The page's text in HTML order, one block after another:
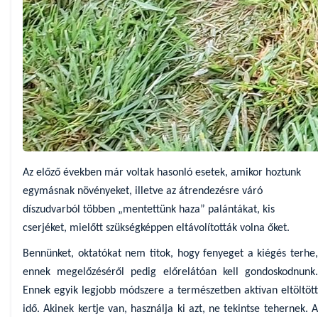
Az előző években már voltak hasonló esetek, amikor hoztunk
egymásnak növényeket, illetve az átrendezésre váró
díszudvarból többen „mentettünk haza” palántákat, kis
cserjéket, mielőtt szükségképpen eltávolították volna őket.
Bennünket, oktatókat nem titok, hogy fenyeget a kiégés terhe,
ennek megelőzéséről pedig előrelátóan kell gondoskodnunk.
Ennek egyik legjobb módszere a természetben aktívan eltöltött
idő. Akinek kertje van, használja ki azt, ne tekintse tehernek. A